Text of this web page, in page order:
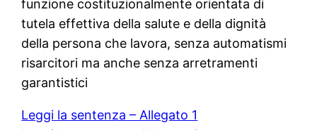
funzione costituzionalmente orientata di
tutela effettiva della salute e della dignità
della persona che lavora, senza automatismi
risarcitori ma anche senza arretramenti
garantistici
Leggi la sentenza – Allegato 1